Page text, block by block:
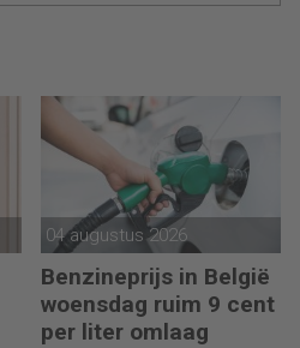
04 augustus 2026
Benzineprijs in België
woensdag ruim 9 cent
per liter omlaag